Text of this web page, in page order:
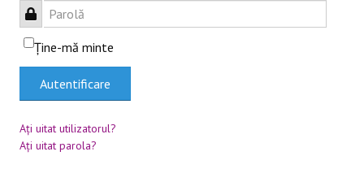
CONTACT
BLACKBOARD
Parolă
Ţine-mă minte
Autentificare
Aţi uitat utilizatorul?
Aţi uitat parola?